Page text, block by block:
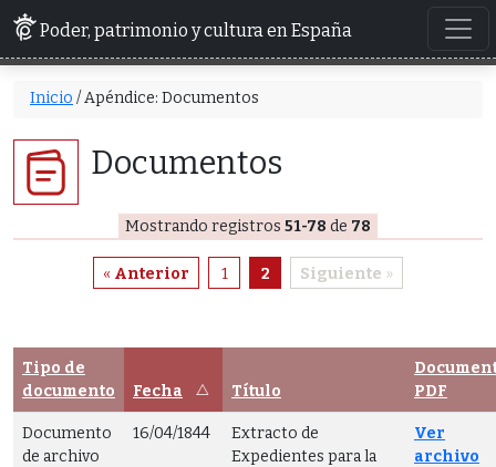
Poder, patrimonio y cultura en España
Inicio / Apéndice: Documentos
Documentos
Mostrando registros 51-78 de 78
« Anterior 1 2 Siguiente »
Tipo de
documento
Fecha Título
PDF
Documento
de archivo
16/04/1844
Extracto de
Expedientes para la
Ver
archivo